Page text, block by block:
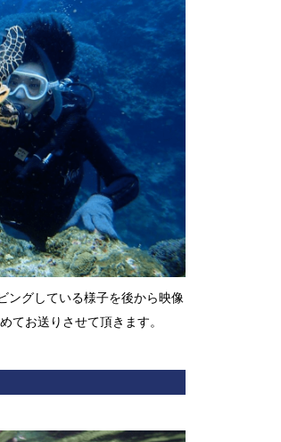
ングしている様子を後から映像
てお送りさせて頂きます。